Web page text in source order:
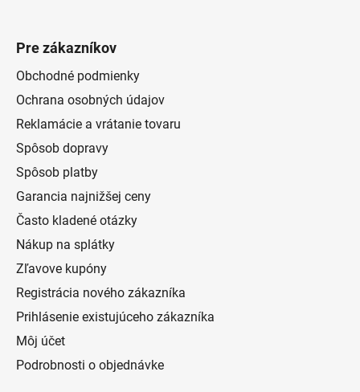
Pre zákazníkov
Obchodné podmienky
Ochrana osobných údajov
Reklamácie a vrátanie tovaru
Spôsob dopravy
Spôsob platby
Garancia najnižšej ceny
Často kladené otázky
Nákup na splátky
Zľavove kupóny
Registrácia nového zákazníka
Prihlásenie existujúceho zákazníka
Môj účet
Podrobnosti o objednávke